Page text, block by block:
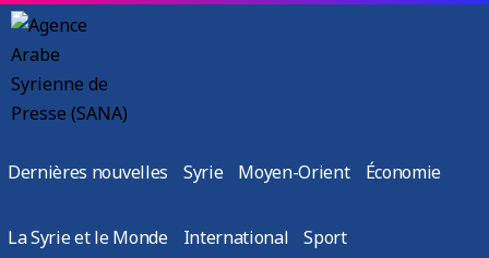
Dernières nouvelles Syrie Moyen-Orient Économie
La Syrie et le Monde International Sport